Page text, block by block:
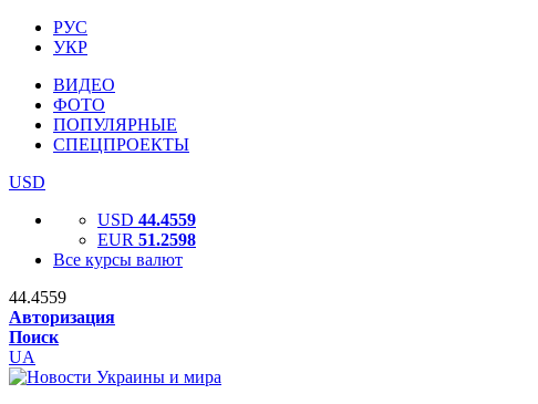
РУС
УКР
ВИДЕО
ФОТО
ПОПУЛЯРНЫЕ
СПЕЦПРОЕКТЫ
USD
USD 44.4559
EUR 51.2598
Все курсы валют
44.4559
Авторизация
Поиск
UA